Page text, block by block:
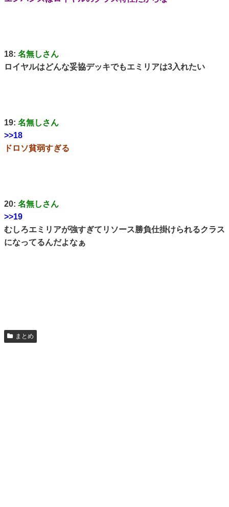
18: 名無しさん
ロイヤルはどんな妥協デッキでもエミリアは3入れたい
19: 名無しさん
>>18
ドロソ貧弱すぎる
20: 名無しさん
>>19
むしろエミリアが強すぎてリソース勝負仕掛けられるクラス
になってるんだよなぁ
まとめ